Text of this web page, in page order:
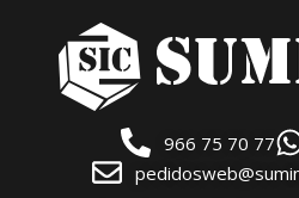
966 75 70 77